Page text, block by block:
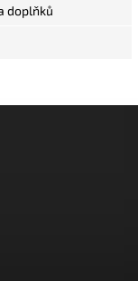
doplňků